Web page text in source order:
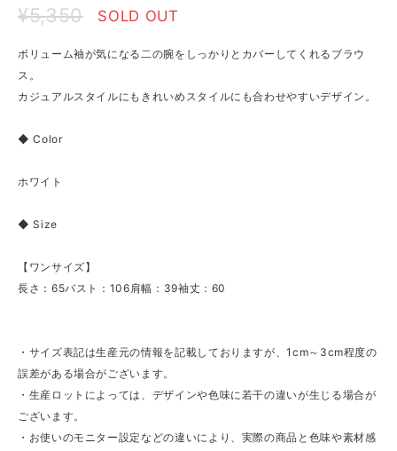
¥5,350 SOLD OUT
ボリューム袖が気になる二の腕をしっかりとカバーしてくれるブラウ
ス。
カジュアルスタイルにもきれいめスタイルにも合わせやすいデザイン。
◆ Color
ホワイト
◆ Size
【ワンサイズ】
長さ：65バスト：106肩幅：39袖丈：60
・サイズ表記は生産元の情報を記載しておりますが、1cm～3cm程度の
誤差がある場合がございます。
・生産ロットによっては、デザインや色味に若干の違いが生じる場合が
ございます。
・お使いのモニター設定などの違いにより、実際の商品と色味や素材感